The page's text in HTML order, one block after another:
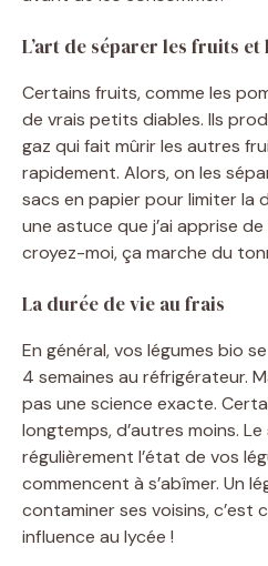
L’art de séparer les fruits et
Certains fruits, comme les
de vrais petits diables. Ils
gaz qui fait mûrir les autres
rapidement. Alors, on les
sacs en papier pour limiter la
une astuce que j’ai apprise
croyez-moi, ça marche du
La durée de vie au frais
En général, vos légumes bio
4 semaines au réfrigérateur.
pas une science exacte.
longtemps, d’autres moins.
régulièrement l’état de vos
commencent à s’abîmer. Un
contaminer ses voisins, c’est
influence au lycée !